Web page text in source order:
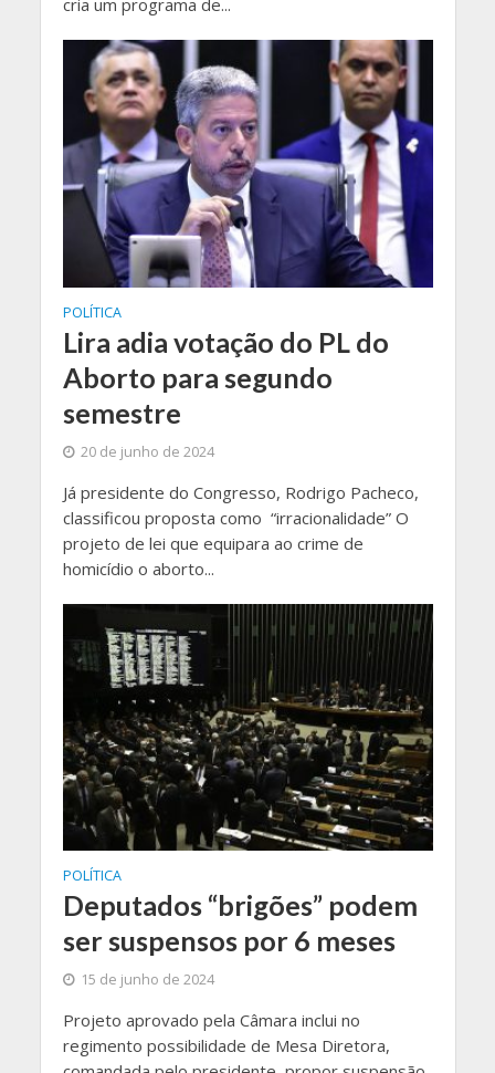
cria um programa de...
POLÍTICA
Lira adia votação do PL do
Aborto para segundo
semestre
20 de junho de 2024
Já presidente do Congresso, Rodrigo Pacheco,
classificou proposta como “irracionalidade” O
projeto de lei que equipara ao crime de
homicídio o aborto...
POLÍTICA
Deputados “brigões” podem
ser suspensos por 6 meses
15 de junho de 2024
Projeto aprovado pela Câmara inclui no
regimento possibilidade de Mesa Diretora,